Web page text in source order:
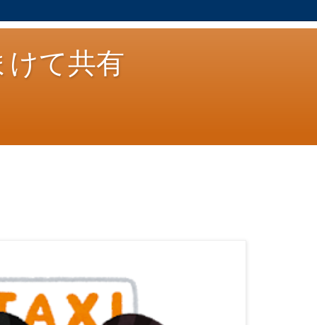
けて共有